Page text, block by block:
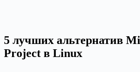
5 лучших альтернатив
Project в Linux